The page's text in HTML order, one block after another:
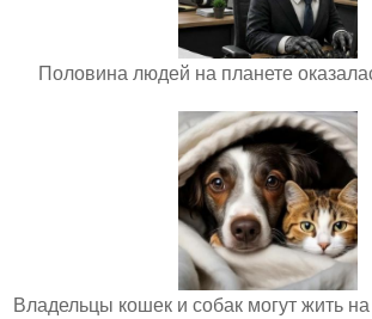
Половина людей на планете
Владельцы кошек и собак могут жить